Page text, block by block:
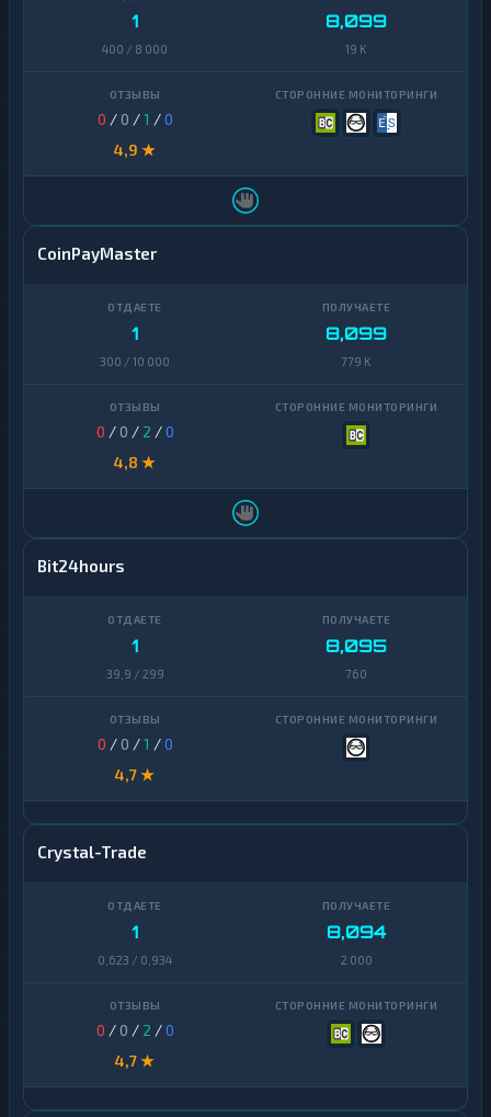
1
400 / 8 000
8,099
19 K
0 / 0 /1 /0
4,9 ★
CoinPayMaster
1
300 / 10 000
8,099
779 K
0 / 0 / 2 /0
4,8 ★
Bit24hours
1
39,9 / 299
8,095
760
0 / 0 /1 /0
4,7 ★
Crystal-Trade
1
0,623 / 0,934
8,094
2 000
0 / 0 / 2 /0
4,7 ★